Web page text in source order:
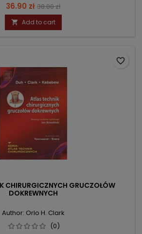
Price
36.90 zł Regular
price
38.00 zł
 Add to cart
CHIRURGICZNYCH GRUCZOŁÓW
DOKREWNYCH
Author: Orlo H. Clark
(0)
favorite_border